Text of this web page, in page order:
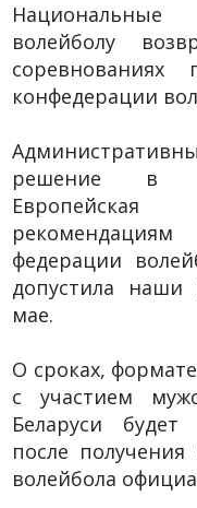
волейболу
соревнованиях
конфедерации
решение в
Европейская
федерации
допустила
мае.
О сроках,
с участием
Беларуси
после
волейбола